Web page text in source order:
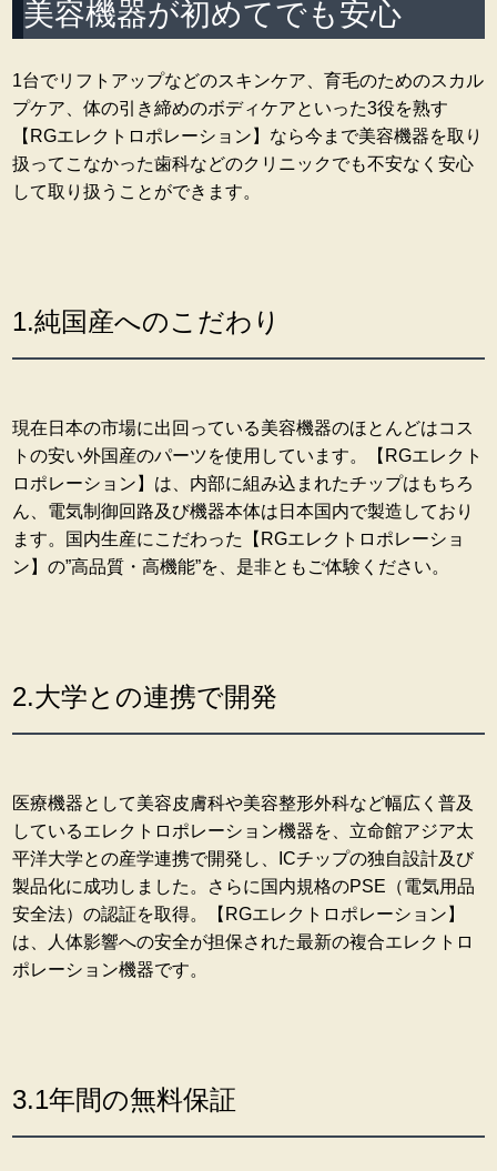
美容機器が初めてでも安心
1台でリフトアップなどのスキンケア、育毛のためのスカル
プケア、体の引き締めのボディケアといった3役を熟す
【RGエレクトロポレーション】なら今まで美容機器を取り
扱ってこなかった歯科などのクリニックでも不安なく安心
して取り扱うことができます。
1.純国産へのこだわり
現在日本の市場に出回っている美容機器のほとんどはコス
トの安い外国産のパーツを使用しています。【RGエレクト
ロポレーション】は、内部に組み込まれたチップはもちろ
ん、電気制御回路及び機器本体は日本国内で製造しており
ます。国内生産にこだわった【RGエレクトロポレーショ
ン】の”高品質・高機能”を、是非ともご体験ください。
2.大学との連携で開発
医療機器として美容皮膚科や美容整形外科など幅広く普及
しているエレクトロポレーション機器を、立命館アジア太
平洋大学との産学連携で開発し、ICチップの独自設計及び
製品化に成功しました。さらに国内規格のPSE（電気用品
安全法）の認証を取得。【RGエレクトロポレーション】
は、人体影響への安全が担保された最新の複合エレクトロ
ポレーション機器です。
3.1年間の無料保証